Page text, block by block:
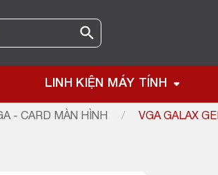
LINH KIỆN MÁY TÍNH
- CARD MÀN HÌNH / VGA GALAX